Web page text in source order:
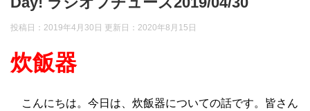
投稿日：2019年4月30日 更新日： 2020年8月15日
炊飯器
こんにちは。今日は、炊飯器についての話です。皆さん